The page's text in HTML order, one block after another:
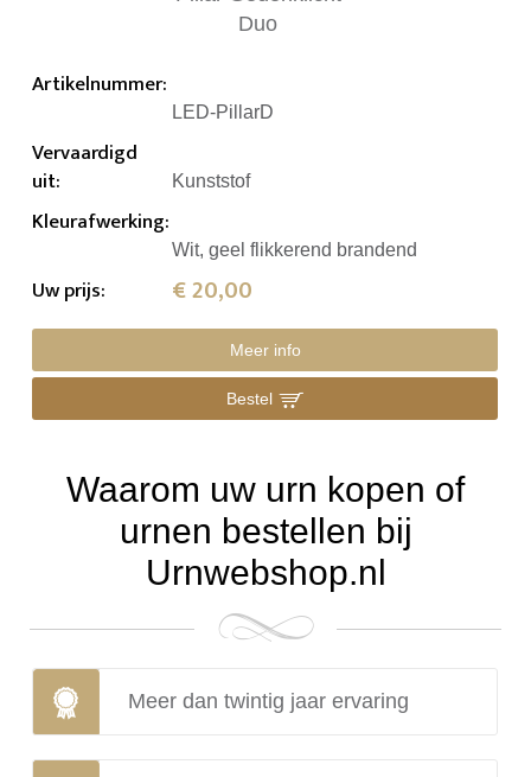
Artikelnummer:
LED-PillarD
Vervaardigd
uit: Kunststof
Kleurafwerking:
Wit, geel flikkerend brandend
Uw prijs: € 20,00
Meer info
Bestel
Waarom uw urn kopen of
urnen bestellen bij
Urnwebshop.nl
Meer dan twintig jaar ervaring